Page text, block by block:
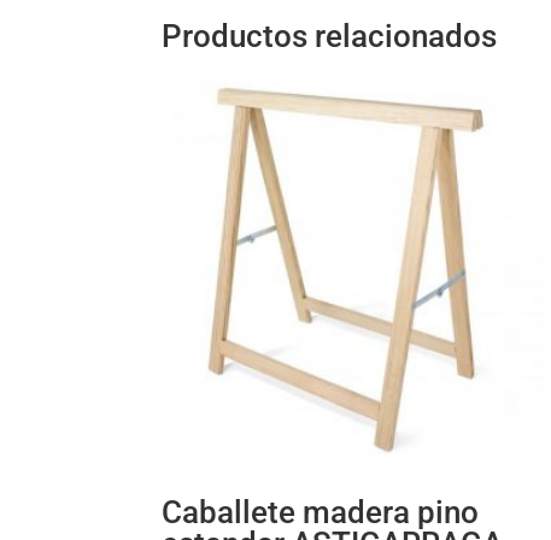
Productos relacionados
Caballete madera pino